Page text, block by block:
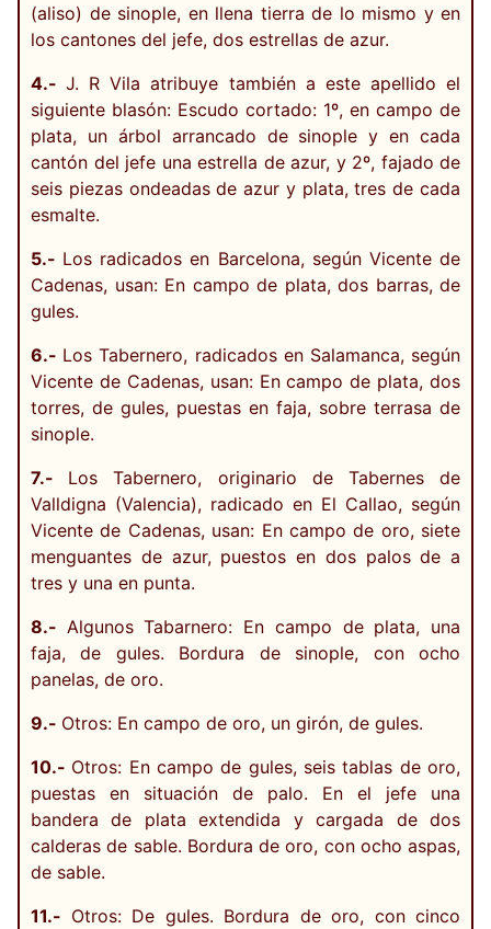
(aliso) de sinople, en llena tierra de lo mismo y en
los cantones del jefe, dos estrellas de azur.
4.-J. R Vila atribuye también a este apellido el
siguiente blasón: Escudo cortado: 1º, en campo de
plata, un árbol arrancado de sinople y en cada
cantón del jefe una estrella de azur, y 2º, fajado de
seis piezas ondeadas de azur y plata, tres de cada
esmalte.
5.- Los radicados en Barcelona, según Vicente de
Cadenas, usan: En campo de plata, dos barras, de
gules.
6.- Los Tabernero, radicados en Salamanca, según
Vicente de Cadenas, usan: En campo de plata, dos
torres, de gules, puestas en faja, sobre terrasa de
sinople.
7.- Los Tabernero, originario de Tabernes de
Valldigna (Valencia), radicado en El Callao, según
Vicente de Cadenas, usan: En campo de oro, siete
menguantes de azur, puestos en dos palos de a
tres y una en punta.
8.- Algunos Tabarnero: En campo de plata, una
faja, de gules. Bordura de sinople, con ocho
panelas, de oro.
9.- Otros: En campo de oro, un girón, de gules.
10.- Otros: En campo de gules, seis tablas de oro,
puestas en situación de palo. En el jefe una
bandera de plata extendida y cargada de dos
calderas de sable. Bordura de oro, con ocho aspas,
de sable.
11.- Otros: De gules. Bordura de oro, con cinco